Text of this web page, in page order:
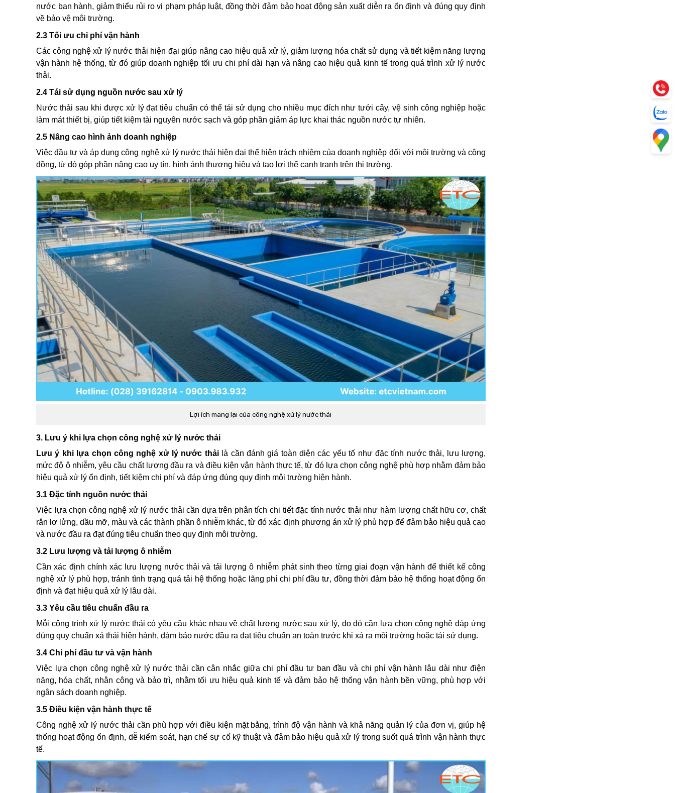
nước ban hành, giảm thiểu rủi ro vi phạm pháp luật, đồng thời đảm bảo hoạt động sản xuất diễn ra ổn định và đúng quy định
về bảo vệ môi trường.
2.3 Tối ưu chi phí vận hành
Các công nghệ xử lý nước thải hiện đại giúp nâng cao hiệu quả xử lý, giảm lượng hóa chất sử dụng và tiết kiệm năng lượng
vận hành hệ thống, từ đó giúp doanh nghiệp tối ưu chi phí dài hạn và nâng cao hiệu quả kinh tế trong quá trình xử lý nước
thải.
2.4 Tái sử dụng nguồn nước sau xử lý
Nước thải sau khi được xử lý đạt tiêu chuẩn có thể tái sử dụng cho nhiều mục đích như tưới cây, vệ sinh công nghiệp hoặc
làm mát thiết bị, giúp tiết kiệm tài nguyên nước sạch và góp phần giảm áp lực khai thác nguồn nước tự nhiên.
2.5 Nâng cao hình ảnh doanh nghiệp
Việc đầu tư và áp dụng công nghệ xử lý nước thải hiện đại thể hiện trách nhiệm của doanh nghiệp đối với môi trường và cộng
đồng, từ đó góp phần nâng cao uy tín, hình ảnh thương hiệu và tạo lợi thế cạnh tranh trên thị trường.
Lợi ích mang lại của công nghệ xử lý nước thải
3. Lưu ý khi lựa chọn công nghệ xử lý nước thải
Lưu ý khi lựa chọn công nghệ xử lý nước thải là cần đánh giá toàn diện các yếu tố như đặc tính nước thải, lưu lượng,
mức độ ô nhiễm, yêu cầu chất lượng đầu ra và điều kiện vận hành thực tế, từ đó lựa chọn công nghệ phù hợp nhằm đảm bảo
hiệu quả xử lý ổn định, tiết kiệm chi phí và đáp ứng đúng quy định môi trường hiện hành.
3.1 Đặc tính nguồn nước thải
Việc lựa chọn công nghệ xử lý nước thải cần dựa trên phân tích chi tiết đặc tính nước thải như hàm lượng chất hữu cơ, chất
rắn lơ lửng, dầu mỡ, màu và các thành phần ô nhiễm khác, từ đó xác định phương án xử lý phù hợp để đảm bảo hiệu quả cao
và nước đầu ra đạt đúng tiêu chuẩn theo quy định môi trường.
3.2 Lưu lượng và tải lượng ô nhiễm
Cần xác định chính xác lưu lượng nước thải và tải lượng ô nhiễm phát sinh theo từng giai đoạn vận hành để thiết kế công
nghệ xử lý phù hợp, tránh tình trạng quá tải hệ thống hoặc lãng phí chi phí đầu tư, đồng thời đảm bảo hệ thống hoạt động ổn
định và đạt hiệu quả xử lý lâu dài.
3.3 Yêu cầu tiêu chuẩn đầu ra
Mỗi công trình xử lý nước thải có yêu cầu khác nhau về chất lượng nước sau xử lý, do đó cần lựa chọn công nghệ đáp ứng
đúng quy chuẩn xả thải hiện hành, đảm bảo nước đầu ra đạt tiêu chuẩn an toàn trước khi xả ra môi trường hoặc tái sử dụng.
3.4 Chi phí đầu tư và vận hành
Việc lựa chọn công nghệ xử lý nước thải cần cân nhắc giữa chi phí đầu tư ban đầu và chi phí vận hành lâu dài như điện
năng, hóa chất, nhân công và bảo trì, nhằm tối ưu hiệu quả kinh tế và đảm bảo hệ thống vận hành bền vững, phù hợp với
ngân sách doanh nghiệp.
3.5 Điều kiện vận hành thực tế
Công nghệ xử lý nước thải cần phù hợp với điều kiện mặt bằng, trình độ vận hành và khả năng quản lý của đơn vị, giúp hệ
thống hoạt động ổn định, dễ kiểm soát, hạn chế sự cố kỹ thuật và đảm bảo hiệu quả xử lý trong suốt quá trình vận hành thực
tế.